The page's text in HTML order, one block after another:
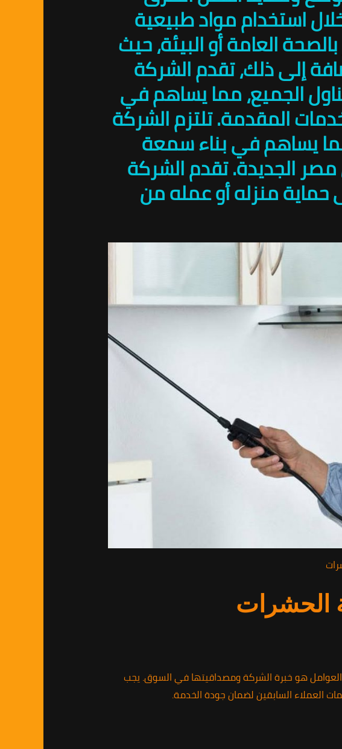
استخدام مواد طبيعية
العامة أو البيئة، حيث
إلى ذلك، تقدم الشركة
الجميع، مما يساهم في
المقدمة. تلتزم الشركة
يساهم في بناء سمعة
الجديدة. تقدم الشركة
حماية منزله أو عمله من
الحشرات
هو خبرة الشركة ومصداقيتها في السوق. يجب
العملاء السابقين لضمان جودة الخدمة.